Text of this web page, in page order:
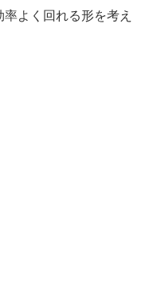
よく回れる形を考え